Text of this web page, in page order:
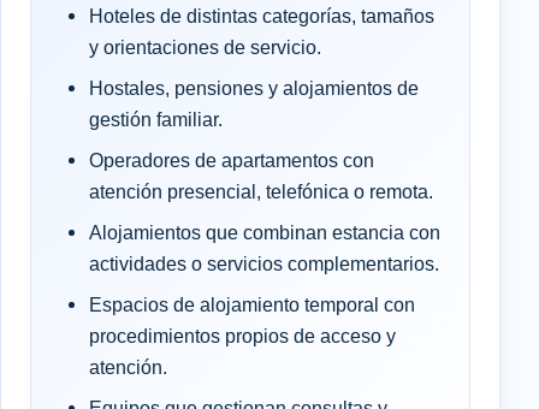
Hoteles de distintas categorías, tamaños
y orientaciones de servicio.
Hostales, pensiones y alojamientos de
gestión familiar.
Operadores de apartamentos con
atención presencial, telefónica o remota.
Alojamientos que combinan estancia con
actividades o servicios complementarios.
Espacios de alojamiento temporal con
procedimientos propios de acceso y
atención.